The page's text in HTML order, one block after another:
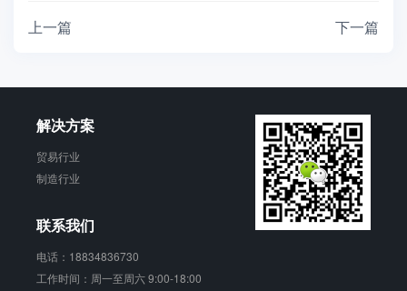
上一篇 下一篇
解决方案
贸易行业
制造行业
联系我们
电话：18834836730
工作时间：周一至周六 9:00-18:00